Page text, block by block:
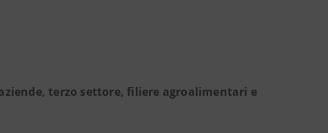
terzo settore, filiere agroalimentari e